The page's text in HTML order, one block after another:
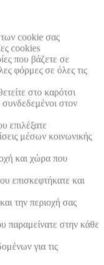
των cookie σας
cookies
που βάζετε σε
φόρμες σε όλες τις
στο καρότσι
συνδεδεμένοι στον
επιλέξατε
μέσων κοινωνικής
και χώρα που
επισκεφτήκατε και
την περιοχή σας
παραμείνατε στην κάθε
για τις